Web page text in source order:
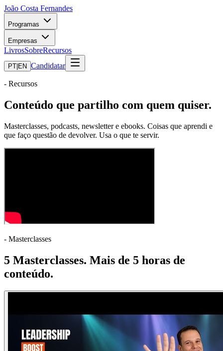
João Costa Fernandes
Programas
Empresas
LivrosSobreRecursos
PT EN Candidatar
- Recursos
Conteúdo que partilho com quem quiser.
Masterclasses, podcasts, newsletter e ebooks. Coisas que aprendi e
que faço questão de devolver. Usa o que te servir.
- Masterclasses
5 Masterclasses. Mais de 5 horas de
conteúdo.